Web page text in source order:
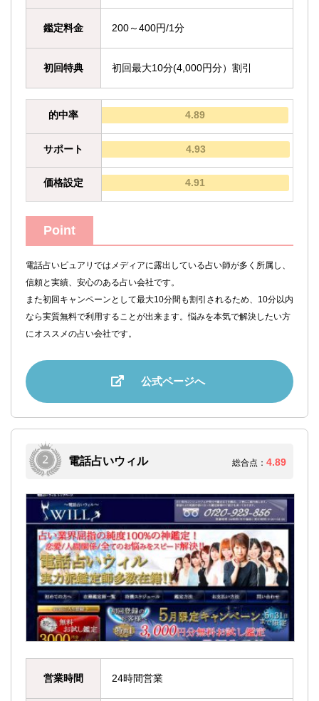
鑑定料金 200～400円/1分
初回特典 初回最大10分(4,000円分）割引
的中率 4.89
サポート 4.93
価格設定 4.91
Point
電話占いピュアリではメディアに露出している占い師が多く所属し、
信頼と実績、安心のある占い会社です。
また初回キャンペーンとして最大10分間も割引されるため、10分以内
なら実質無料で利用することが出来ます。悩みを本気で解決したい方
にオススメの占い会社です。
公式ページへ
電話占いウィル 総合点： 4.89
営業時間 24時間営業